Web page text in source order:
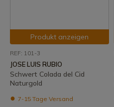
Produkt anzeigen
REF: 101-3
JOSE LUIS RUBIO
Schwert Colada del Cid
Naturgold
7-15 Tage Versand